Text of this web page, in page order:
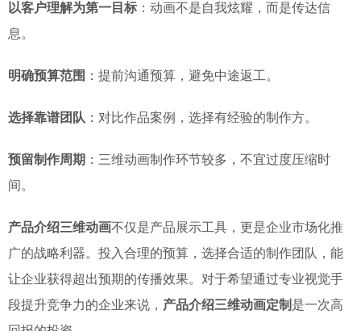
以客户理解为第一目标 ：动画不是自我炫耀，而是传达信
息。
明确预算范围 ：提前沟通预算，避免中途返工。
选择靠谱团队 ：对比作品案例，选择有经验的制作方。
预留制作周期 ：三维动画制作环节较多，不宜过度压缩时
间。
产品介绍三维动画不仅是产品展示工具，更是企业市场化推
广的战略利器。投入合理的预算，选择合适的制作团队，能
让企业获得超出预期的传播效果。对于希望通过专业视觉手
段提升竞争力的企业来说， 产品介绍三维动画定制 是一次高